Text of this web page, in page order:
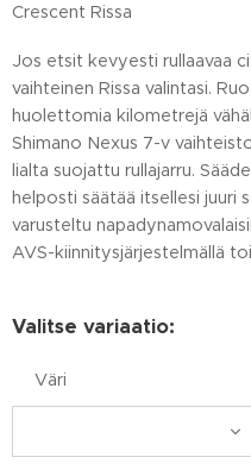
Crescent Rissa
Jos etsit kevyesti rullaavaa
vaihteinen Rissa valintasi.
huolettomia kilometrejä
Shimano Nexus 7-v
lialta suojattu rullajarru.
helposti säätää itsellesi juuri
varusteltu
AVS-kiinnitysjärjestelmällä
Valitse variaatio:
Väri